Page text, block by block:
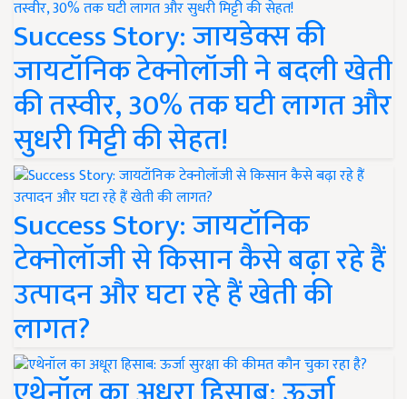
Success Story: जायडेक्स की
जायटॉनिक टेक्नोलॉजी ने बदली खेती
की तस्वीर, 30% तक घटी लागत और
सुधरी मिट्टी की सेहत!
Success Story: जायटॉनिक
टेक्नोलॉजी से किसान कैसे बढ़ा रहे हैं
उत्पादन और घटा रहे हैं खेती की
लागत?